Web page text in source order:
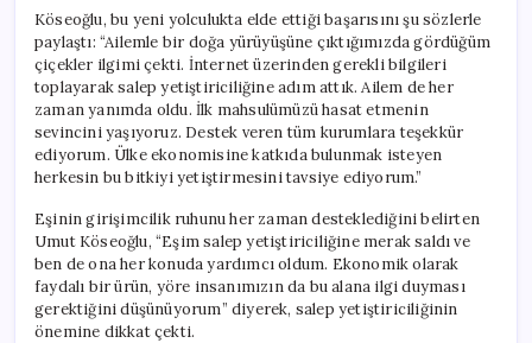
Köseoğlu, bu yeni yolculukta elde ettiği başarısını şu sözlerle
paylaştı: “Ailemle bir doğa yürüyüşüne çıktığımızda gördüğüm
çiçekler ilgimi çekti. İnternet üzerinden gerekli bilgileri
toplayarak salep yetiştiriciliğine adım attık. Ailem de her
zaman yanımda oldu. İlk mahsulümüzü hasat etmenin
sevincini yaşıyoruz. Destek veren tüm kurumlara teşekkür
ediyorum. Ülke ekonomisine katkıda bulunmak isteyen
herkesin bu bitkiyi yetiştirmesini tavsiye ediyorum.”
Eşinin girişimcilik ruhunu her zaman desteklediğini belirten
Umut Köseoğlu, “Eşim salep yetiştiriciliğine merak saldı ve
ben de ona her konuda yardımcı oldum. Ekonomik olarak
faydalı bir ürün, yöre insanımızın da bu alana ilgi duyması
gerektiğini düşünüyorum” diyerek, salep yetiştiriciliğinin
önemine dikkat çekti.